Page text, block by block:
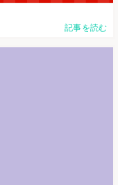
記事を読む